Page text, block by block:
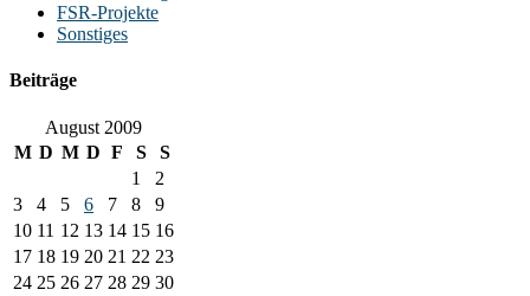
FSR-Projekte
Sonstiges
Beiträge
August 2009
M D M D F S
S
1
2
3
4 5 6 7 8
9
10 11 12 13 14 15 16
17 18 19 20 21 22 23
24 25 26 27 28 29 30